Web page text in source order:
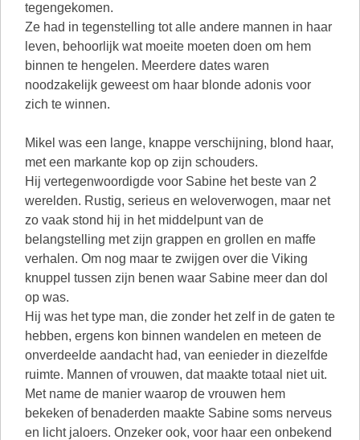
tegengekomen.
Ze had in tegenstelling tot alle andere mannen in haar
leven, behoorlijk wat moeite moeten doen om hem
binnen te hengelen. Meerdere dates waren
noodzakelijk geweest om haar blonde adonis voor
zich te winnen.
Mikel was een lange, knappe verschijning, blond haar,
met een markante kop op zijn schouders.
Hij vertegenwoordigde voor Sabine het beste van 2
werelden. Rustig, serieus en weloverwogen, maar net
zo vaak stond hij in het middelpunt van de
belangstelling met zijn grappen en grollen en maffe
verhalen. Om nog maar te zwijgen over die Viking
knuppel tussen zijn benen waar Sabine meer dan dol
op was.
Hij was het type man, die zonder het zelf in de gaten te
hebben, ergens kon binnen wandelen en meteen de
onverdeelde aandacht had, van eenieder in diezelfde
ruimte. Mannen of vrouwen, dat maakte totaal niet uit.
Met name de manier waarop de vrouwen hem
bekeken of benaderden maakte Sabine soms nerveus
en licht jaloers. Onzeker ook, voor haar een onbekend